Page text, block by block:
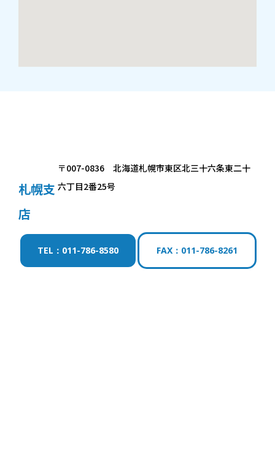
札幌支
店
〒007-0836 北海道札幌市東区北三十六条東二十
六丁目2番25号
TEL：011-786-8580 FAX：011-786-8261